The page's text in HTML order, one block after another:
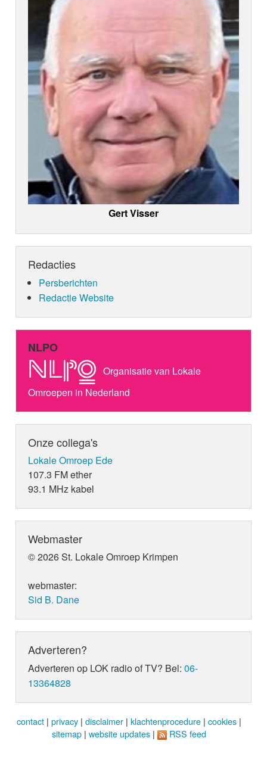
Gert Visser
Redacties
Persberichten
Redactie Website
NLPO
Organisatie van Lokale
Omroepen in Nederland
Onze collega's
Lokale Omroep Ede
107.3 FM ether
93.1 MHz kabel
Webmaster
© 2026 St. Lokale Omroep Krimpen
webmaster:
Sid B. Dane
Adverteren?
Adverteren op LOK radio of TV? Bel:06-
13364828
contact | privacy | disclaimer | klachtenprocedure | cookies |
sitemap | website updates | RSS feed